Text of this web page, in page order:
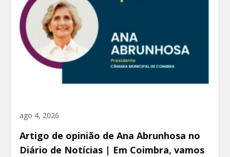
ago 4, 2026
Artigo de opinião de Ana Abrunhosa no
Diário de Notícias | Em Coimbra, vamos